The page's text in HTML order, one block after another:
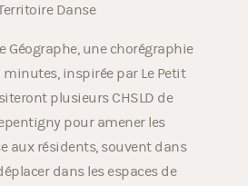
Danse
Géographe, une chorégraphie
inspirée par Le Petit
plusieurs CHSLD de
pour amener les
aux résidents, souvent dans
dans les espaces de